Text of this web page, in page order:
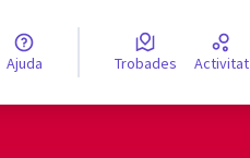
Elegir el idioma
Ajuda Trobades Activitat